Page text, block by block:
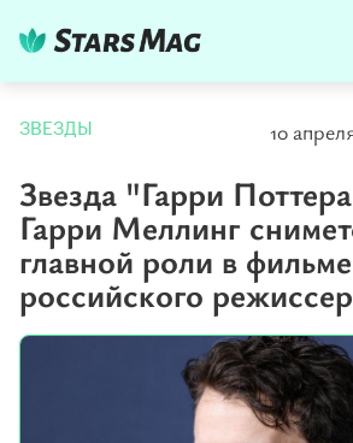
ЗВЕЗДЫ 10
Звезда "Гарри
Гарри Меллинг
главной роли в фильме
российского